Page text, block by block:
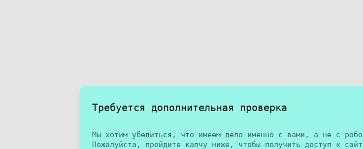
Требуется дополнительная проверка
Мы хотим убедиться, что имеем дело именно с вами, а не с
Пожалуйста, пройдите капчу ниже, чтобы получить доступ к